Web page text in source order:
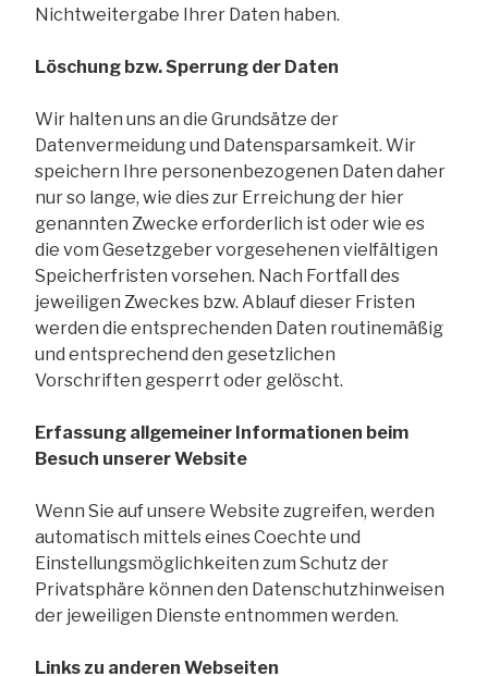
Nichtweitergabe Ihrer Daten haben.
Löschung bzw. Sperrung der Daten
Wir halten uns an die Grundsätze der
Datenvermeidung und Datensparsamkeit. Wir
speichern Ihre personenbezogenen Daten daher
nur so lange, wie dies zur Erreichung der hier
genannten Zwecke erforderlich ist oder wie es
die vom Gesetzgeber vorgesehenen vielfältigen
Speicherfristen vorsehen. Nach Fortfall des
jeweiligen Zweckes bzw. Ablauf dieser Fristen
werden die entsprechenden Daten routinemäßig
und entsprechend den gesetzlichen
Vorschriften gesperrt oder gelöscht.
Erfassung allgemeiner Informationen beim
Besuch unserer Website
Wenn Sie auf unsere Website zugreifen, werden
automatisch mittels eines Coechte und
Einstellungsmöglichkeiten zum Schutz der
Privatsphäre können den Datenschutzhinweisen
der jeweiligen Dienste entnommen werden.
Links zu anderen Webseiten